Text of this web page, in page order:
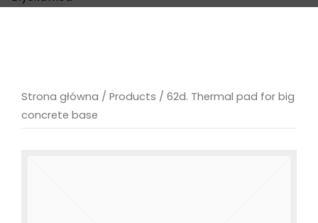
Strona główna / Products / 62d. Thermal pad for big
concrete base